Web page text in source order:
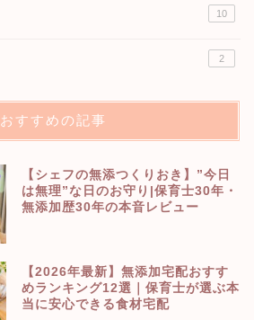
10
2
おすすめの記事
【シェフの無添つくりおき】”今日
は無理”な日のお守り|保育士30年・
無添加歴30年の本音レビュー
【2026年最新】無添加宅配おすす
めランキング12選｜保育士が選ぶ本
当に安心できる食材宅配